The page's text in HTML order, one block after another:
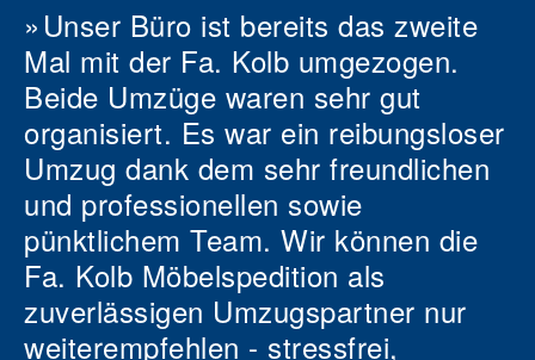
Unser Büro ist bereits das zweite
Mal mit der Fa. Kolb umgezogen.
Beide Umzüge waren sehr gut
organisiert. Es war ein reibungsloser
Umzug dank dem sehr freundlichen
und professionellen sowie
pünktlichem Team. Wir können die
Fa. Kolb Möbelspedition als
zuverlässigen Umzugspartner nur
weiterempfehlen - stressfrei,